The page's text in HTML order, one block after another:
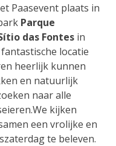
Paasevent plaats in
Parque
das Fontes in
locatie
heerlijk kunnen
en natuurlijk
naar alle
kijken
een vrolijke en
te beleven.